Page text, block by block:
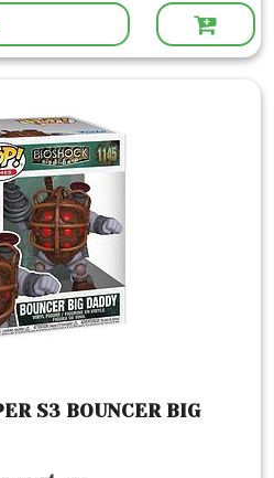
S3 BOUNCER BIG